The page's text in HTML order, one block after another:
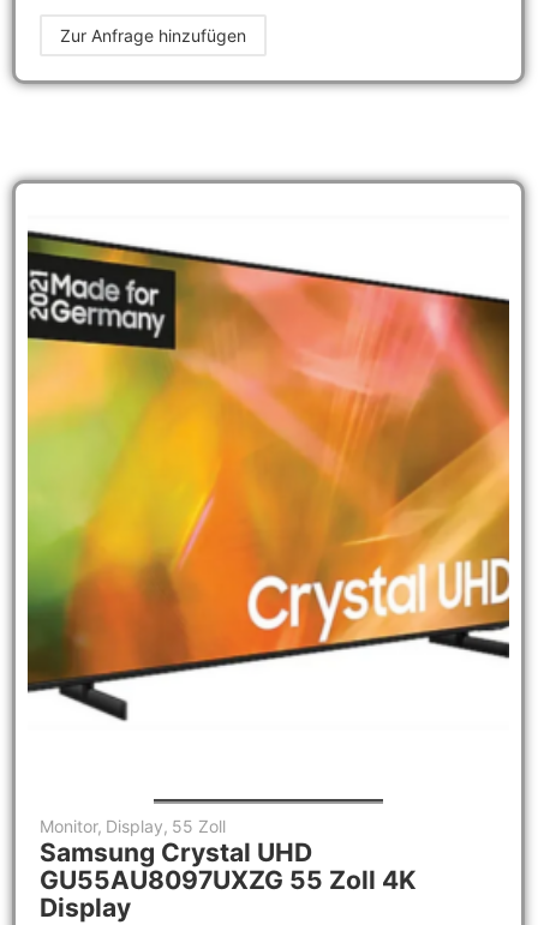
Zur Anfrage hinzufügen
Monitor, Display, 55 Zoll
Samsung Crystal UHD
GU55AU8097UXZG 55 Zoll 4K
Display